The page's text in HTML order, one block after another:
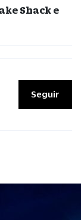
Shack e
Seguir